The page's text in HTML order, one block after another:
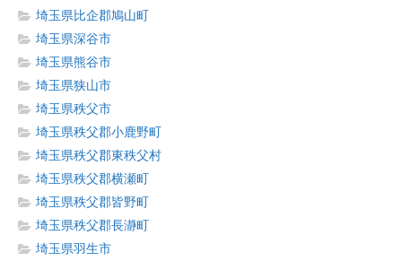
埼玉県比企郡鳩山町
埼玉県深谷市
埼玉県熊谷市
埼玉県狭山市
埼玉県秩父市
埼玉県秩父郡小鹿野町
埼玉県秩父郡東秩父村
埼玉県秩父郡横瀬町
埼玉県秩父郡皆野町
埼玉県秩父郡長瀞町
埼玉県羽生市